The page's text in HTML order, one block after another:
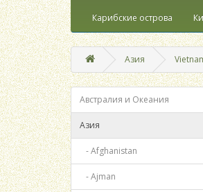
Карибские острова
Азия
Австралия и Океания
Азия
- Afghanistan
- Ajman